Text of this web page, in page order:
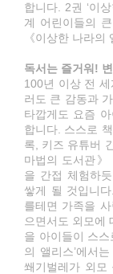
합니다. 2권 ‘이
계 어린이들의
《이상한 나라의
독서는 즐거워!
100년 이상 전
러도 큰 감동과
타깝게도 요즘
합니다. 스스로
록, 키즈 유튜버
마법의 도서관》
을 간접 체험하
쌓게 될 것입니
를테면 가족을
으면서도 외모에
을 아이들이 스
의 앨리스’에서
쐐기벌레가 외모